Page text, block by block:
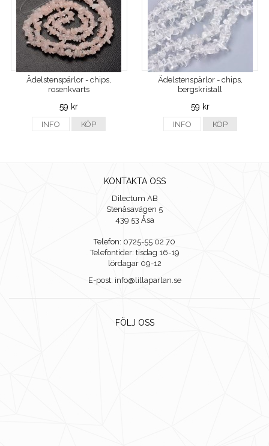
Ädelstenspärlor - chips,
rosenkvarts
59 kr
INFO KÖP
Ädelstenspärlor - chips,
bergskristall
59 kr
INFO KÖP
KONTAKTA OSS
Dilectum AB
Stenåsavägen 5
439 53 Åsa
Telefon: 0725-55 02 70
Telefontider: tisdag 16-19
lördagar 09-12
E-post: info@lillaparlan.se
FÖLJ OSS